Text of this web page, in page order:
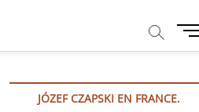
M
u
JÓZEF CZAPSKI EN FRANCE.